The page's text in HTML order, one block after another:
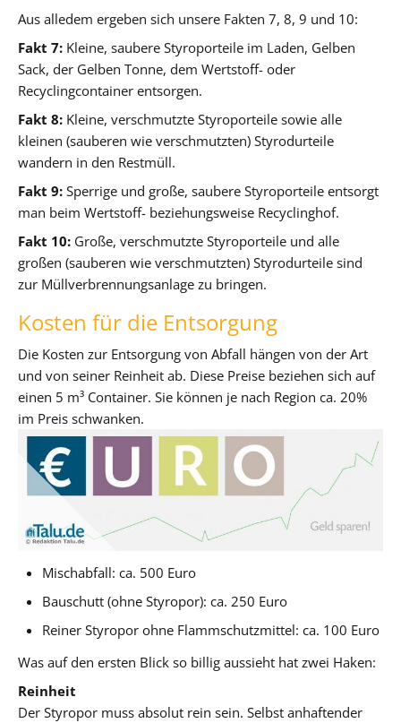
Aus alledem ergeben sich unsere Fakten 7, 8, 9 und 10:
Fakt 7: Kleine, saubere Styroporteile im Laden, Gelben
Sack, der Gelben Tonne, dem Wertstoff- oder
Recyclingcontainer entsorgen.
Fakt 8: Kleine, verschmutzte Styroporteile sowie alle
kleinen (sauberen wie verschmutzten) Styrodurteile
wandern in den Restmüll.
Fakt 9: Sperrige und große, saubere Styroporteile entsorgt
man beim Wertstoff- beziehungsweise Recyclinghof.
Fakt 10: Große, verschmutzte Styroporteile und alle
großen (sauberen wie verschmutzten) Styrodurteile sind
zur Müllverbrennungsanlage zu bringen.
Kosten für die Entsorgung
Die Kosten zur Entsorgung von Abfall hängen von der Art
und von seiner Reinheit ab. Diese Preise beziehen sich auf
einen 5 m³ Container. Sie können je nach Region ca. 20%
im Preis schwanken.
Mischabfall: ca. 500 Euro
Bauschutt (ohne Styropor): ca. 250 Euro
Reiner Styropor ohne Flammschutzmittel: ca. 100 Euro
Was auf den ersten Blick so billig aussieht hat zwei Haken:
Reinheit
Der Styropor muss absolut rein sein. Selbst anhaftender